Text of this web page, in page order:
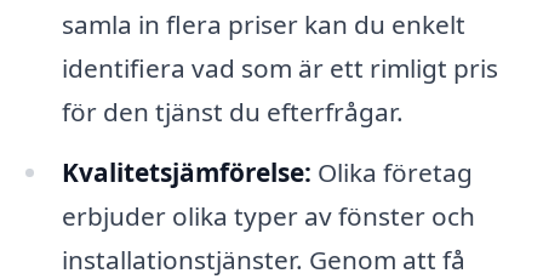
samla in flera priser kan du enkelt
identifiera vad som är ett rimligt pris
för den tjänst du efterfrågar.
Kvalitetsjämförelse: Olika företag
erbjuder olika typer av fönster och
installationstjänster. Genom att få